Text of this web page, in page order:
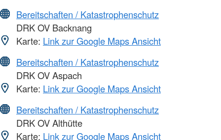
Bereitschaften / Katastrophenschutz
DRK OV Backnang
Karte: Link zur Google Maps Ansicht
Bereitschaften / Katastrophenschutz
DRK OV Aspach
Karte: Link zur Google Maps Ansicht
Bereitschaften / Katastrophenschutz
DRK OV Althütte
Karte: Link zur Google Maps Ansicht